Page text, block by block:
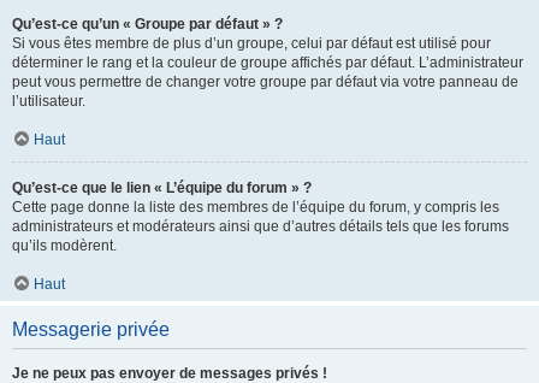
Qu’est-ce qu’un « Groupe par défaut » ?
Si vous êtes membre de plus d’un groupe, celui par défaut est utilisé pour
déterminer le rang et la couleur de groupe affichés par défaut. L’administrateur
peut vous permettre de changer votre groupe par défaut via votre panneau de
l’utilisateur.
Haut
Qu’est-ce que le lien « L’équipe du forum » ?
Cette page donne la liste des membres de l’équipe du forum, y compris les
administrateurs et modérateurs ainsi que d’autres détails tels que les forums
qu’ils modèrent.
Haut
Messagerie privée
Je ne peux pas envoyer de messages privés !